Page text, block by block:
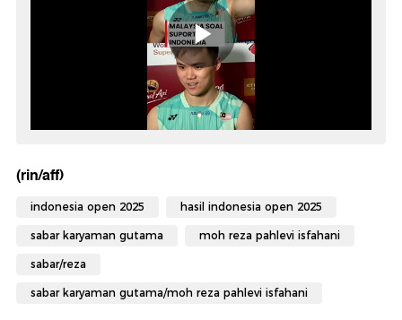
(rin/aff)
indonesia open 2025 hasil indonesia open 2025
sabar karyaman gutama moh reza pahlevi isfahani
sabar/reza
sabar karyaman gutama/moh reza pahlevi isfahani